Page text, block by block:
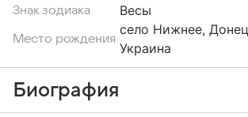
Знак зодиака Весы
Место рождения
село Нижнее,
Украина
Биография